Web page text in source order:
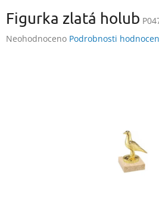
Figurka zlatá holub
Průměrné
Neohodnoceno Podrobnosti